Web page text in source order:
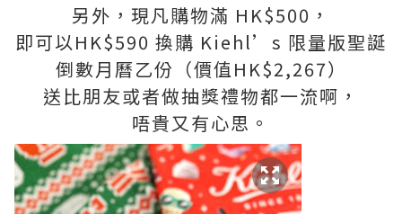
另外，現凡購物滿 HK$500，
即可以HK$590 換購 Kiehl’s 限量版聖誕
倒數月曆乙份（價值HK$2,267）
送比朋友或者做抽獎禮物都一流啊，
唔貴又有心思。